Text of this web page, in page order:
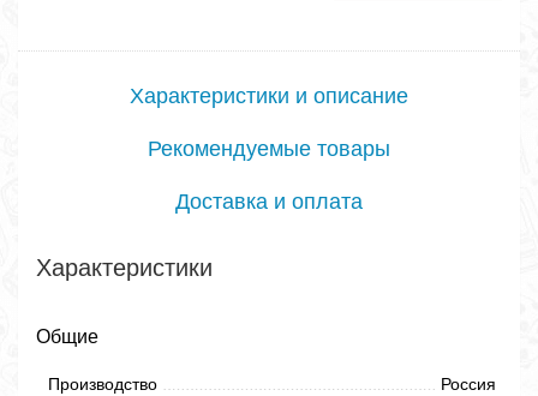
Характеристики и описание
Рекомендуемые товары
Доставка и оплата
Характеристики
Общие
Производство
Россия